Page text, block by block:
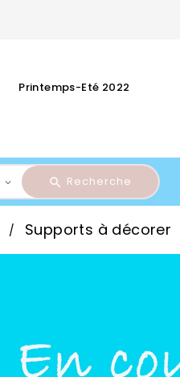
Printemps-Eté 2022
Recherche
Supports à décorer